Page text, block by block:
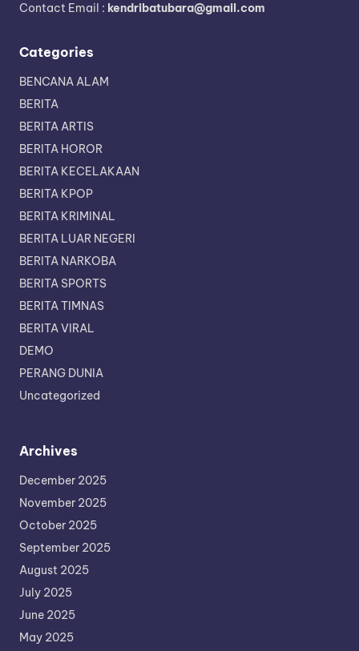
Contact Email : kendribatubara@gmail.com
Categories
BENCANA ALAM
BERITA
BERITA ARTIS
BERITA HOROR
BERITA KECELAKAAN
BERITA KPOP
BERITA KRIMINAL
BERITA LUAR NEGERI
BERITA NARKOBA
BERITA SPORTS
BERITA TIMNAS
BERITA VIRAL
DEMO
PERANG DUNIA
Uncategorized
Archives
December 2025
November 2025
October 2025
September 2025
August 2025
July 2025
June 2025
May 2025